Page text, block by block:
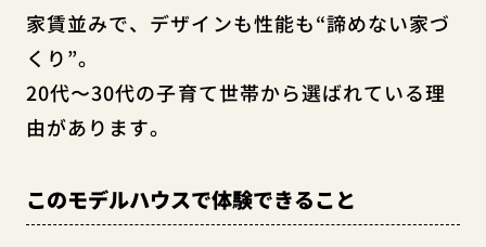
家賃並みで、デザインも性能も“諦めない家づ
くり”。
20代〜30代の子育て世帯から選ばれている理
由があります。
このモデルハウスで体験できること